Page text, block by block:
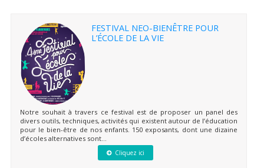
FESTIVAL NEO-BIENÊTRE POUR
L’ÉCOLE DE LA VIE
Notre souhait à travers ce festival est de proposer un panel des
divers outils, techniques, activités qui existent autour de l’éducation
pour le bien-être de nos enfants. 150 exposants, dont une dizaine
d’écoles alternatives sont...
Cliquez ici